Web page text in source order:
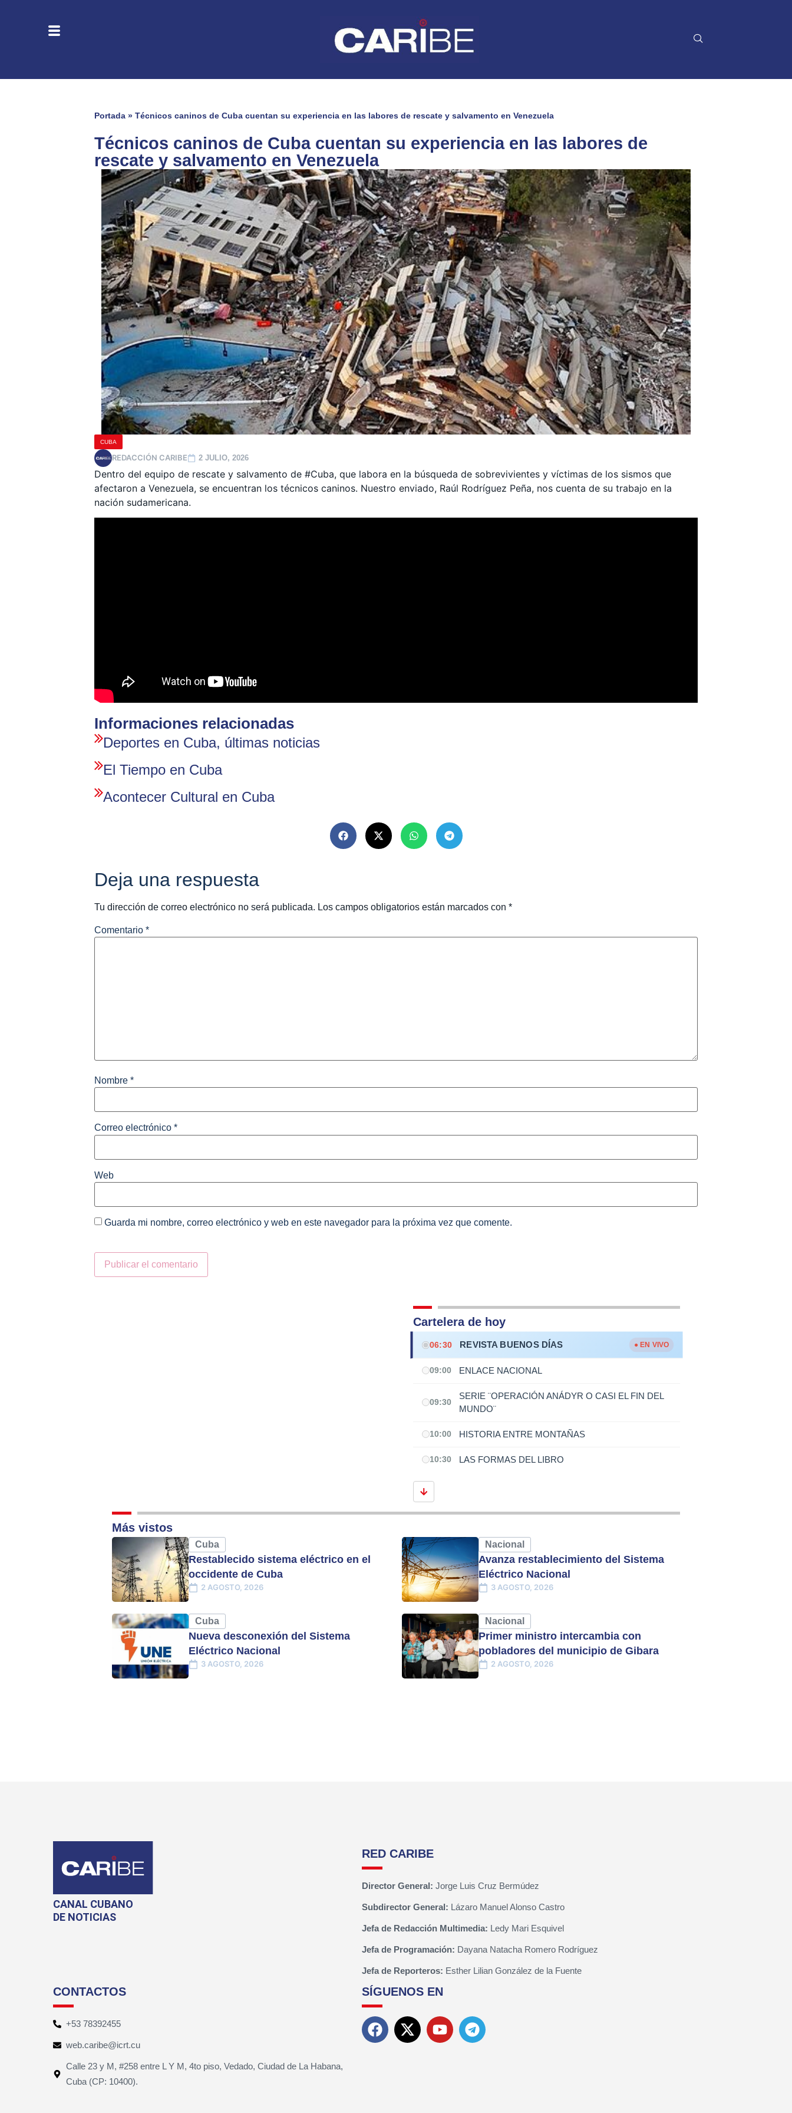
Portada » Técnicos caninos de Cuba cuentan su experiencia en las labores de rescate y salvamento en Venezuela
Técnicos caninos de Cuba cuentan su experiencia en las labores de
rescate y salvamento en Venezuela
CUBA
REDACCIÓN CARIBE 2 JULIO, 2026
Dentro del equipo de rescate y salvamento de #Cuba, que labora en la búsqueda de sobrevivientes y víctimas de los sismos que
afectaron a Venezuela, se encuentran los técnicos caninos. Nuestro enviado, Raúl Rodríguez Peña, nos cuenta de su trabajo en la
nación sudamericana.
Informaciones relacionadas
Deportes en Cuba, últimas noticias
El Tiempo en Cuba
Acontecer Cultural en Cuba
Deja una respuesta
Tu dirección de correo electrónico no será publicada. Los campos obligatorios están marcados con *
Comentario *
Nombre *
Correo electrónico *
Web
Guarda mi nombre, correo electrónico y web en este navegador para la próxima vez que comente.
Cartelera de hoy
06:30 REVISTA BUENOS DÍAS ● EN VIVO
09:00 ENLACE NACIONAL
09:30
SERIE ¨OPERACIÓN ANÁDYR O CASI EL FIN DEL
MUNDO¨
10:00 HISTORIA ENTRE MONTAÑAS
10:30 LAS FORMAS DEL LIBRO
Más vistos
Cuba
Restablecido sistema eléctrico en el
occidente de Cuba
2 AGOSTO, 2026
Nacional
Avanza restablecimiento del Sistema
Eléctrico Nacional
3 AGOSTO, 2026
Cuba
Nueva desconexión del Sistema
Eléctrico Nacional
3 AGOSTO, 2026
Nacional
Primer ministro intercambia con
pobladores del municipio de Gibara
2 AGOSTO, 2026
CANAL CUBANO
DE NOTICIAS
RED CARIBE
Director General: Jorge Luis Cruz Bermúdez
Subdirector General: Lázaro Manuel Alonso Castro
Jefa de Redacción Multimedia: Ledy Mari Esquivel
Jefa de Programación: Dayana Natacha Romero Rodríguez
Jefa de Reporteros: Esther Lilian González de la Fuente
CONTACTOS
+53 78392455
web.caribe@icrt.cu
Calle 23 y M, #258 entre L Y M, 4to piso, Vedado, Ciudad de La Habana,
Cuba (CP: 10400).
SÍGUENOS EN